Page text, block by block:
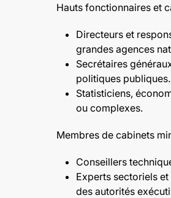
Hauts fonctionnaires et
Directeurs et
grandes agences
Secrétaires
politiques publiques.
Statisticiens,
ou complexes.
Membres de cabinets
Conseillers
Experts sectoriels
des autorités